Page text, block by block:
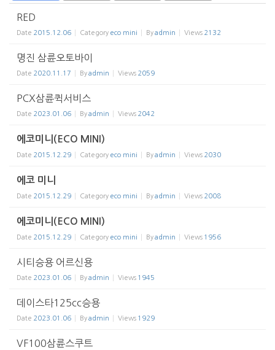
RED
Date 2015.12.06 Category eco mini Byadmin Views 2132
명진 삼륜오토바이
Date 2020.11.17 Byadmin Views 2059
PCX삼륜퀵서비스
Date 2023.01.06 Byadmin Views 2042
에코미니(ECO MINI)
Date 2015.12.29 Category eco mini Byadmin Views 2030
에코 미니
Date 2015.12.29 Category eco mini Byadmin Views 2008
에코미니(ECO MINI)
Date 2015.12.29 Category eco mini Byadmin Views 1956
시티승용 어르신용
Date 2023.01.06 Byadmin Views 1945
데이스타125cc승용
Date 2023.01.06 Byadmin Views 1929
VF100삼륜스쿠트